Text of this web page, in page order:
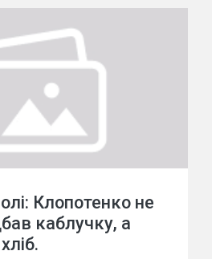
Клопотенко не
каблучку, а